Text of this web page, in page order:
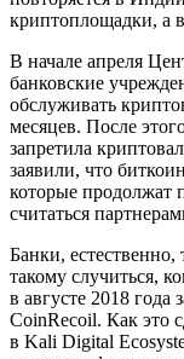
криптоплощадки, а
В начале апреля
банковские
обслуживать
месяцев. После
запретила
заявили, что
которые продолжат
считаться
Банки, естественно,
такому случиться,
в августе 2018
CoinRecoil. Как это
в Kali Digital